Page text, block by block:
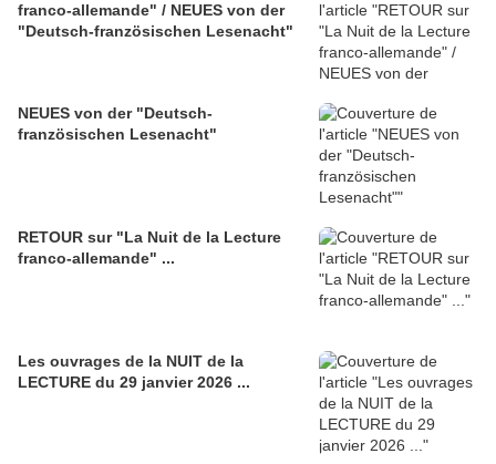
franco-allemande" / NEUES von der
"Deutsch-französischen Lesenacht"
NEUES von der "Deutsch-
französischen Lesenacht"
RETOUR sur "La Nuit de la Lecture
franco-allemande" ...
Les ouvrages de la NUIT de la
LECTURE du 29 janvier 2026 ...